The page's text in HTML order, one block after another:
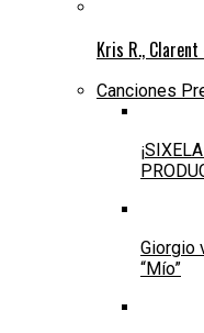
Kris R., Clarent
Canciones
Giorgio
“Mío”